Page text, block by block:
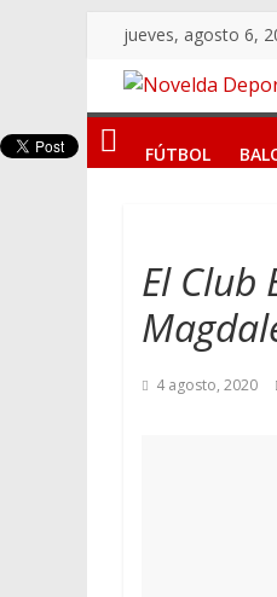
Saltar
contenido
jueves, agosto 6,
nuestro
deporte
FÚTBOL
El
4 agosto, 2020